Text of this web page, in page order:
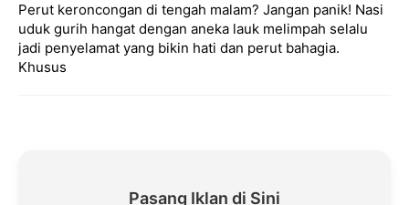
Perut keroncongan di tengah malam? Jangan panik! Nasi
uduk gurih hangat dengan aneka lauk melimpah selalu
jadi penyelamat yang bikin hati dan perut bahagia.
Khusus
Pasang Iklan di Sini